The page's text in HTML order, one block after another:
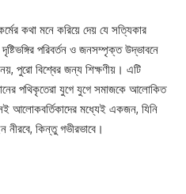
কথা মনে করিয়ে দেয় যে সত্যিকার
পরিবর্তন ও জনসম্পৃক্ত উদ্ভাবনে
পুরো বিশ্বের জন্য শিক্ষণীয়। এটি
পথিকৃতেরা যুগে যুগে সমাজকে আলোকিত
আলোকবর্তিকাদের মধ্যেই একজন, যিনি
নীরবে, কিন্তু গভীরভাবে।